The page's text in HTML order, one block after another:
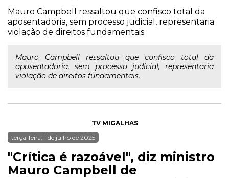
Mauro Campbell ressaltou que confisco total da
aposentadoria, sem processo judicial, representaria
violação de direitos fundamentais.
Mauro Campbell ressaltou que confisco total da
aposentadoria, sem processo judicial, representaria
violação de direitos fundamentais.
TV MIGALHAS
terça-feira, 1 de julho de 2025
"Crítica é razoável", diz ministro
Mauro Campbell de